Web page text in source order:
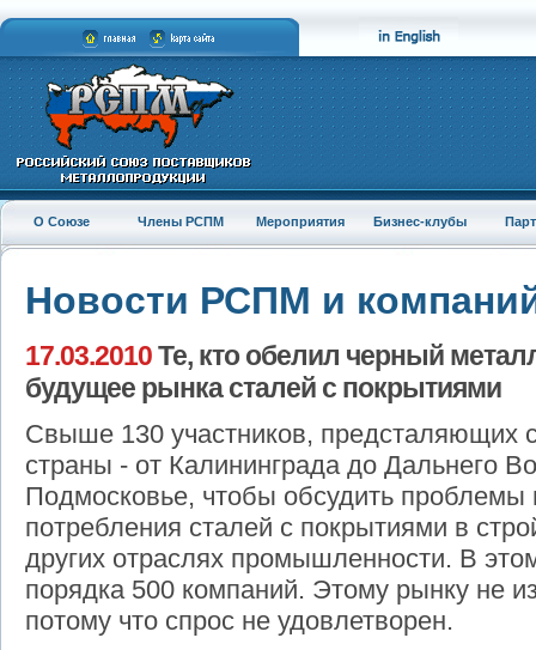
О Союзе Члены РСПМ Мероприятия Бизнес-клубы
Новости РСПМ и
17.03.2010Те, кто обелил черный
будущее рынка сталей с покрытиями
Свыше 130 участников, предсталяющих
страны - от Калининграда до Дальнего
Подмосковье, чтобы обсудить проблемы
потребления сталей с покрытиями в
других отраслях промышленности. В
порядка 500 компаний. Этому рынку не
потому что спрос не удовлетворен.